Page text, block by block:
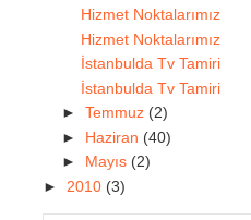
Hizmet Noktalarımız
Hizmet Noktalarımız
İstanbulda Tv Tamiri
İstanbulda Tv Tamiri
► Temmuz (2)
► Haziran (40)
► Mayıs (2)
► 2010 (3)